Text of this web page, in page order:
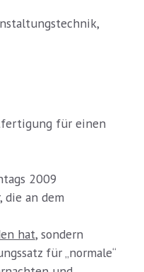
für einen
2009
die an dem
hat, sondern
für „normale“